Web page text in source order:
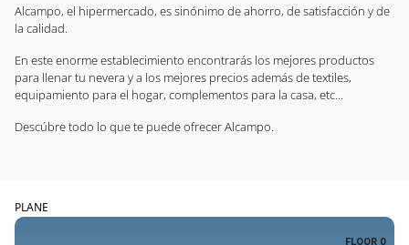
Alcampo, el hipermercado, es sinónimo de ahorro, de satisfacción y de
la calidad.
En este enorme establecimiento encontrarás los mejores productos
para llenar tu nevera y a los mejores precios además de textiles,
equipamiento para el hogar, complementos para la casa, etc...
Descúbre todo lo que te puede ofrecer Alcampo.
PLANE